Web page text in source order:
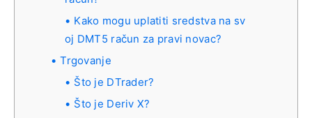
Kako mogu uplatiti sredstva na sv
oj DMT5 račun za pravi novac?
Trgovanje
Što je DTrader?
Što je Deriv X?